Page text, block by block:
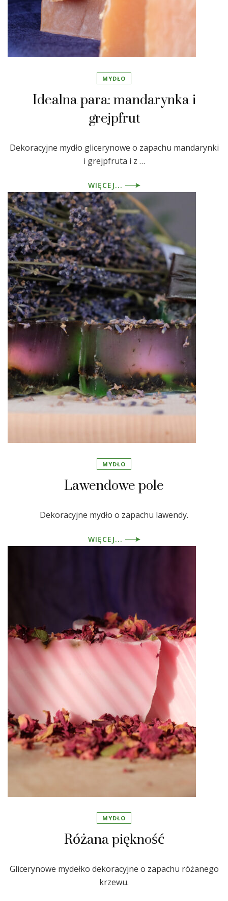
MYDŁO
Idealna para: mandarynka i
grejpfrut
Dekoracyjne mydło glicerynowe o zapachu mandarynki
i grejpfruta i z …
WIĘCEJ...
MYDŁO
Lawendowe pole
Dekoracyjne mydło o zapachu lawendy.
WIĘCEJ...
MYDŁO
Różana piękność
Glicerynowe mydełko dekoracyjne o zapachu różanego
krzewu.